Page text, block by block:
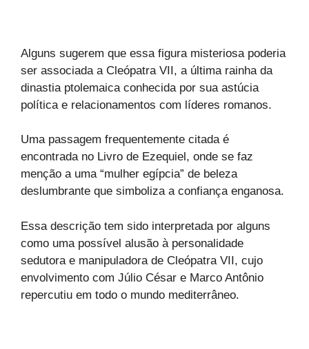
Alguns sugerem que essa figura misteriosa poderia
ser associada a Cleópatra VII, a última rainha da
dinastia ptolemaica conhecida por sua astúcia
política e relacionamentos com líderes romanos.
Uma passagem frequentemente citada é
encontrada no Livro de Ezequiel, onde se faz
menção a uma “mulher egípcia” de beleza
deslumbrante que simboliza a confiança enganosa.
Essa descrição tem sido interpretada por alguns
como uma possível alusão à personalidade
sedutora e manipuladora de Cleópatra VII, cujo
envolvimento com Júlio César e Marco Antônio
repercutiu em todo o mundo mediterrâneo.